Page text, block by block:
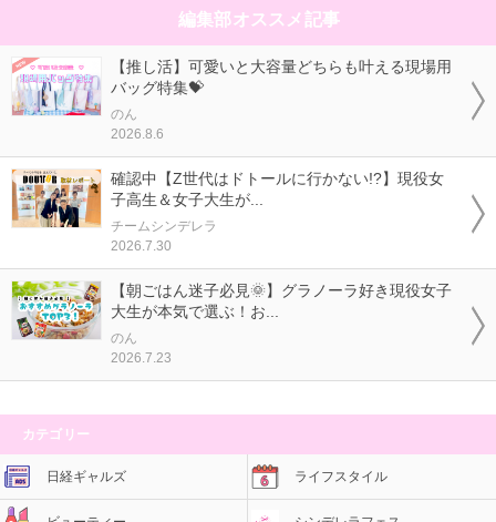
編集部オススメ記事
【推し活】可愛いと大容量どちらも叶える現場用
バッグ特集💝
のん
2026.8.6
確認中【Z世代はドトールに行かない!?】現役女
子高生＆女子大生が...
チームシンデレラ
2026.7.30
【朝ごはん迷子必見🌞】グラノーラ好き現役女子
大生が本気で選ぶ！お...
のん
2026.7.23
カテゴリー
日経ギャルズ ライフスタイル